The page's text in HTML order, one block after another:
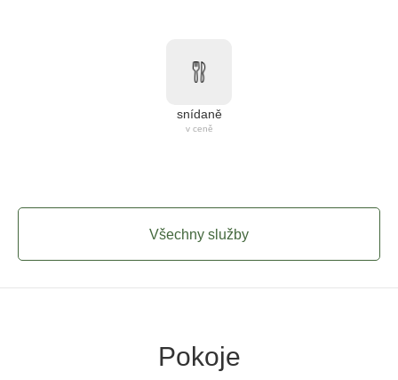
snídaně
v ceně
Všechny služby
Pokoje